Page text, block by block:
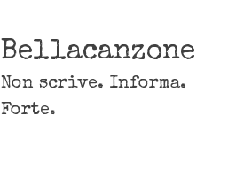
Bellacanzone
Non scrive. Informa.
Forte.